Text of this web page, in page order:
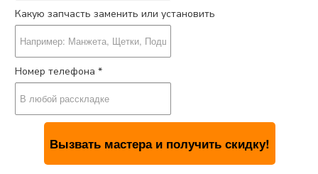
Какую запчасть заменить или установить
Номер телефона *